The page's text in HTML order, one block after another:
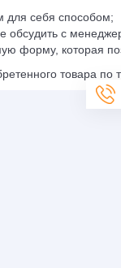
для себя способом;
с
форму, которая
товара по